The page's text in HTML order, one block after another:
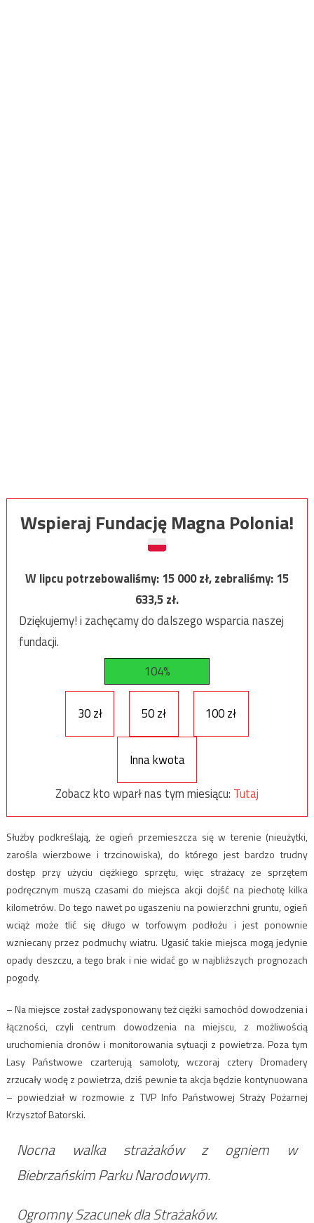
Wspieraj Fundację Magna Polonia!
W lipcu potrzebowaliśmy:15 000zł, zebraliśmy:15
633,5zł.
Dziękujemy! i zachęcamy do dalszego wsparcia naszej
fundacji.
104%
30 zł 50 zł 100 zł
Inna kwota
Zobacz kto wparł nas tym miesiącu: Tutaj
Służby podkreślają, że ogień przemieszcza się w terenie (nieużytki,
zarośla wierzbowe i trzcinowiska), do którego jest bardzo trudny
dostęp przy użyciu ciężkiego sprzętu, więc strażacy ze sprzętem
podręcznym muszą czasami do miejsca akcji dojść na piechotę kilka
kilometrów. Do tego nawet po ugaszeniu na powierzchni gruntu, ogień
wciąż może tlić się długo w torfowym podłożu i jest ponownie
wzniecany przez podmuchy wiatru. Ugasić takie miejsca mogą jedynie
opady deszczu, a tego brak i nie widać go w najbliższych prognozach
pogody.
– Na miejsce został zadysponowany też ciężki samochód dowodzenia i
łączności, czyli centrum dowodzenia na miejscu, z możliwością
uruchomienia dronów i monitorowania sytuacji z powietrza. Poza tym
Lasy Państwowe czarterują samoloty, wczoraj cztery Dromadery
zrzucały wodę z powietrza, dziś pewnie ta akcja będzie kontynuowana
– powiedział w rozmowie z TVP Info Państwowej Straży Pożarnej
Krzysztof Batorski.
Nocna walka strażaków z ogniem w
Biebrzańskim Parku Narodowym.
Ogromny Szacunek dla Strażaków.